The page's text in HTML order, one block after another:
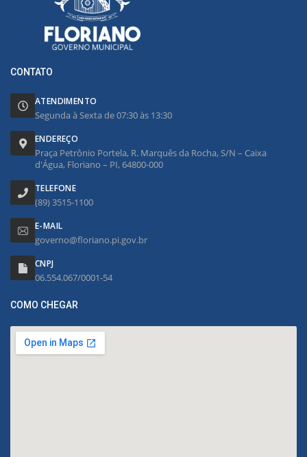
CONTATO
ATENDIMENTO
Segunda à Sexta de 07:30 às 13:30
ENDEREÇO
Praça Petrônio Portela, R. Marquês da Rocha, S/N – Caixa
d'Água, Floriano – PI, 64800-000
TELEFONE
(89) 3515-1100
E-MAIL
governo@floriano.pi.gov.br
CNPJ
06.554.067/0001-54
COMO CHEGAR